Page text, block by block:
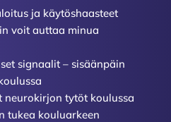
ja käytöshaasteet
voit auttaa minua
signaalit – sisäänpäin
neurokirjon tytöt koulussa
tukea kouluarkeen